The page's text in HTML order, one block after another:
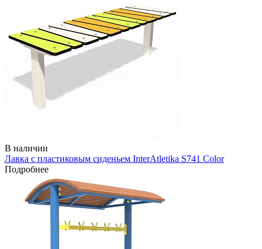
В наличии
Лавка с пластиковым сиденьем InterAtletika S741 Color
Подробнее